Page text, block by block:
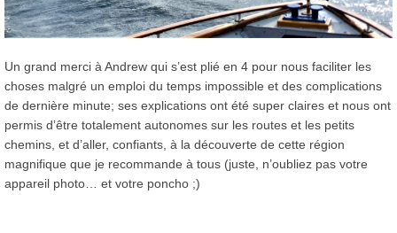
Un grand merci à Andrew qui s’est plié en 4 pour nous faciliter les
choses malgré un emploi du temps impossible et des complications
de dernière minute; ses explications ont été super claires et nous ont
permis d’être totalement autonomes sur les routes et les petits
chemins, et d’aller, confiants, à la découverte de cette région
magnifique que je recommande à tous (juste, n’oubliez pas votre
appareil photo… et votre poncho ;)